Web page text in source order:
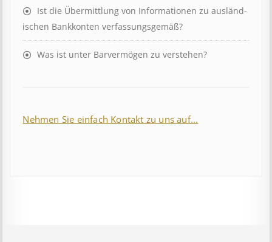
Ist die Über­mitt­lung von In­for­mat­ion­en zu aus­länd­
isch­en Bank­kont­en ver­fass­ungs­ge­mäß?
Was ist unter Barvermögen zu verstehen?
Nehmen Sie einfach Kontakt zu uns auf...